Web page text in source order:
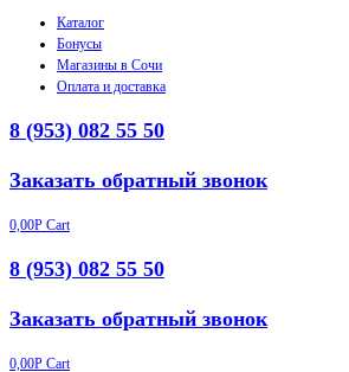
Каталог
Бонусы
Магазины в Сочи
Оплата и доставка
8 (953) 082 55 50
Заказать обратный звонок
0,00Р Cart
8 (953) 082 55 50
Заказать обратный звонок
0,00Р Cart